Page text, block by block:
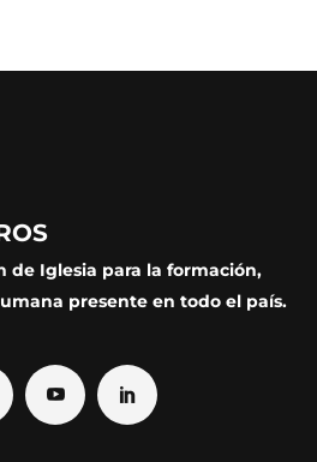
de Iglesia para la formación,
presente en todo el país.